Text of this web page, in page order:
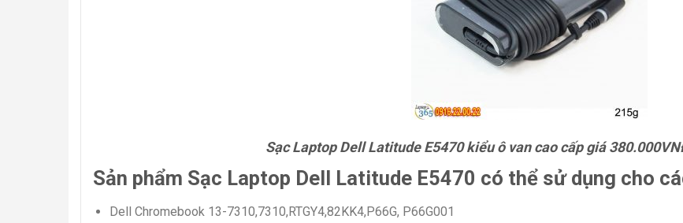
Sạc Laptop Dell Latitude E5470 kiểu ô van cao cấp giá
Sản phẩm Sạc Laptop Dell Latitude E5470 có thể sử dụng cho
Dell Chromebook 13-7310,7310,RTGY4,82KK4,P66G, P66G001